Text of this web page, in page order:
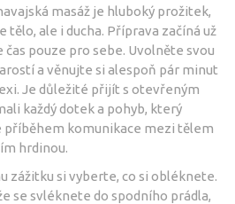
masáž je hluboký prožitek,
tělo, ale i ducha. Příprava začíná už
pouze pro sebe. Uvolněte svou
a věnujte si alespoň pár minut
Je důležité přijít s otevřeným
každý dotek a pohyb, který
příběhem komunikace mezi tělem
hrdinou.
zážitku si vyberte, co si obléknete.
se svléknete do spodního prádla,